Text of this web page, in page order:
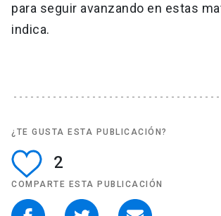
para seguir avanzando en estas
indica.
¿TE GUSTA ESTA PUBLICACIÓN?
2
COMPARTE ESTA PUBLICACIÓN